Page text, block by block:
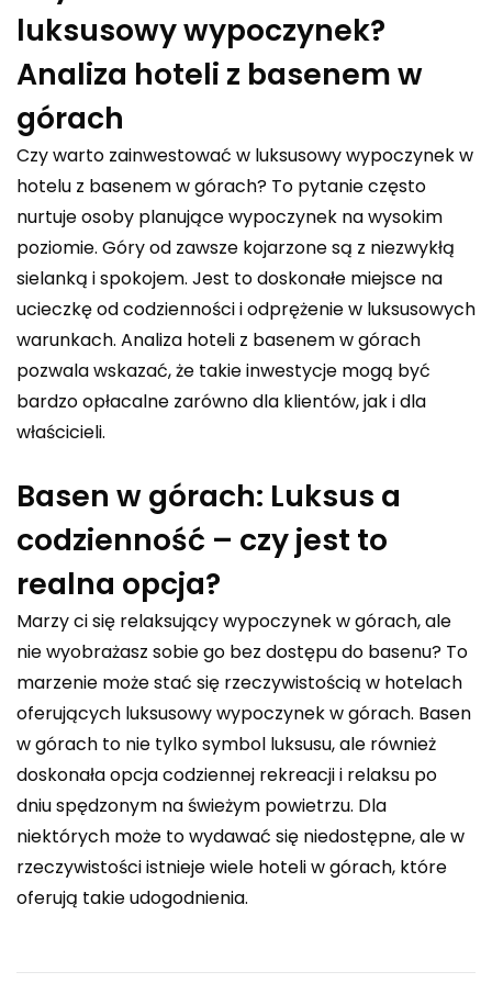
luksusowy wypoczynek?
Analiza hoteli z basenem w
górach
Czy warto zainwestować w luksusowy wypoczynek w
hotelu z basenem w górach? To pytanie często
nurtuje osoby planujące wypoczynek na wysokim
poziomie. Góry od zawsze kojarzone są z niezwykłą
sielanką i spokojem. Jest to doskonałe miejsce na
ucieczkę od codzienności i odprężenie w luksusowych
warunkach. Analiza hoteli z basenem w górach
pozwala wskazać, że takie inwestycje mogą być
bardzo opłacalne zarówno dla klientów, jak i dla
właścicieli.
Basen w górach: Luksus a
codzienność – czy jest to
realna opcja?
Marzy ci się relaksujący wypoczynek w górach, ale
nie wyobrażasz sobie go bez dostępu do basenu? To
marzenie może stać się rzeczywistością w hotelach
oferujących luksusowy wypoczynek w górach. Basen
w górach to nie tylko symbol luksusu, ale również
doskonała opcja codziennej rekreacji i relaksu po
dniu spędzonym na świeżym powietrzu. Dla
niektórych może to wydawać się niedostępne, ale w
rzeczywistości istnieje wiele hoteli w górach, które
oferują takie udogodnienia.